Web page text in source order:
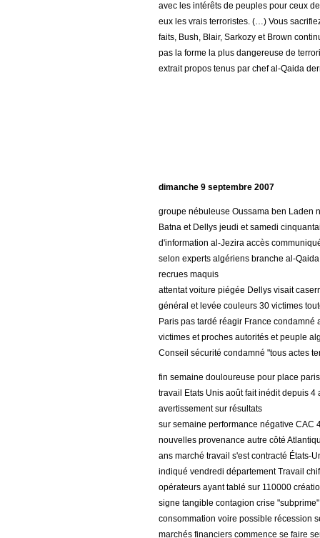
avec les intérêts de peuples pour ceux
eux les vrais terroristes. (…) Vous
faits, Bush, Blair, Sarkozy et Brown
pas la forme la plus dangereuse de
extrait propos tenus par chef al-Qaida
dimanche 9 septembre 2007
groupe nébuleuse Oussama ben Laden
Batna et Dellys jeudi et samedi
d'information al-Jezira accès
selon experts algériens branche al-
recrues maquis
attentat voiture piégée Dellys visait
général et levée couleurs 30 victimes
Paris pas tardé réagir France
victimes et proches autorités et peuple
Conseil sécurité condamné "tous actes
fin semaine douloureuse pour place
travail Etats Unis août fait inédit depuis
avertissement sur résultats
sur semaine performance négative CAC
nouvelles provenance autre côté
ans marché travail s'est contracté États-
indiqué vendredi département Travail
opérateurs ayant tablé sur 110000
signe tangible contagion crise
consommation voire possible récession
marchés financiers commence se faire